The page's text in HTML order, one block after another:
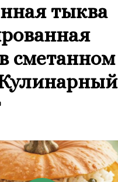
тыква
сметанном
Кулинарный